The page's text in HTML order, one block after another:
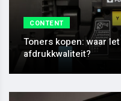
CONTENT
Toners kopen: waar
afdrukkwaliteit?